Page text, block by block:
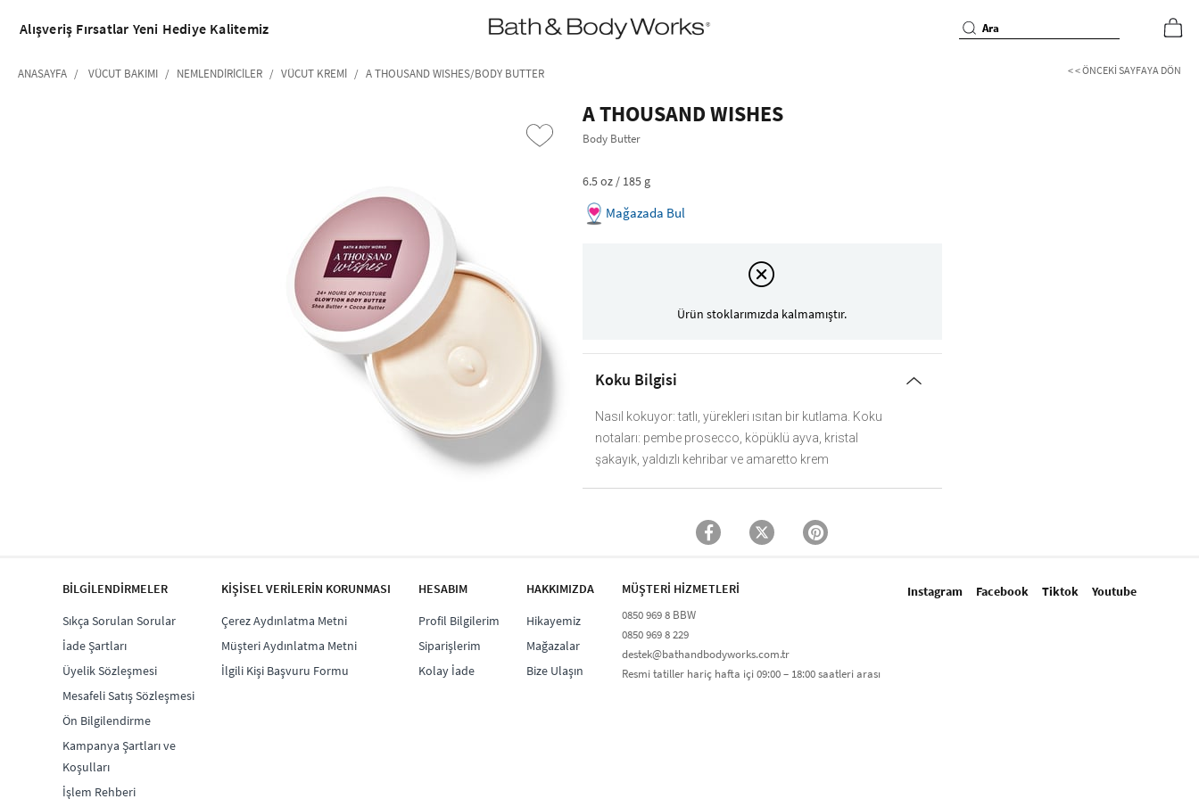
•2200₺ ve Üzeri Kargo Ücretsiz!•
*Promosyon Detayları
Alışveriş Fırsatlar Yeni Hediye Kalitemiz
ANASAYFA VÜCUT BAKIMI NEMLENDIRICILER VÜCUT KREMI A THOUSAND WISHES/BODY BUTTER < < ÖNCEKI SAYFAYA DÖN
›
A THOUSAND WISHES
Body Butter
6.5 oz / 185 g
Mağazada Bul
Ürün stoklarımızda kalmamıştır.
Koku Bilgisi
Nasıl kokuyor: tatlı, yürekleri ısıtan bir kutlama. Koku
notaları: pembe prosecco, köpüklü ayva, kristal
şakayık, yaldızlı kehribar ve amaretto krem
Instagram Facebook Tiktok Youtube
BİLGİLENDİRMELER
Sıkça Sorulan Sorular
İade Şartları
Üyelik Sözleşmesi
Mesafeli Satış Sözleşmesi
Ön Bilgilendirme
Kampanya Şartları ve
Koşulları
İşlem Rehberi
KİŞİSEL VERİLERİN KORUNMASI
Çerez Aydınlatma Metni
Müşteri Aydınlatma Metni
İlgili Kişi Başvuru Formu
HESABIM
Profil Bilgilerim
Siparişlerim
Kolay İade
HAKKIMIZDA
Hikayemiz
Mağazalar
Bize Ulaşın
MÜŞTERİ HİZMETLERİ​
0850 969 8 BBW​
0850 969 8 229​​
destek@bathandbodyworks.com.tr
Resmi tatiller hariç hafta içi 09:00 – 18:00 saatleri arası​